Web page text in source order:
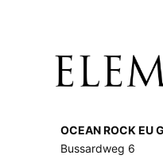
OCEAN ROCK EU
Bussardweg 6